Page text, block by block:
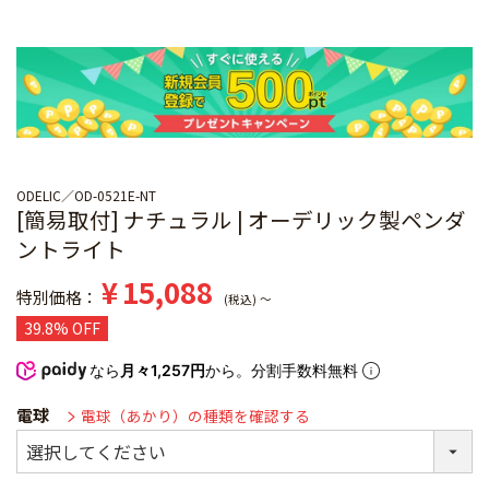
ODELIC OD-0521E-NT
[簡易取付] ナチュラル | オーデリック製ペンダ
ントライト
特別価格 ¥15,088 税込 〜
39.8% OFF
なら 月々1,257円から。分割手数料無料
電球 電球（あかり）の種類を確認する